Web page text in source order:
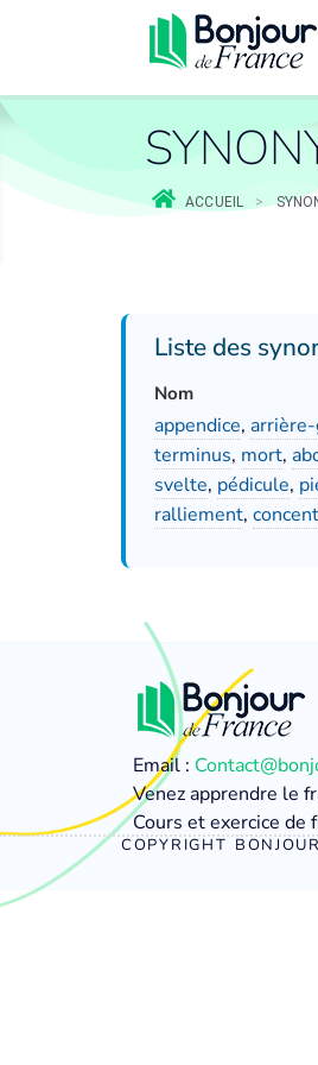
ACCUEIL >
Liste des
Nom
appendice,
terminus, mort,
svelte, pédicule,
ralliement,
Email :
Venez apprendre le
Cours et exercice de
COPYRIGHT